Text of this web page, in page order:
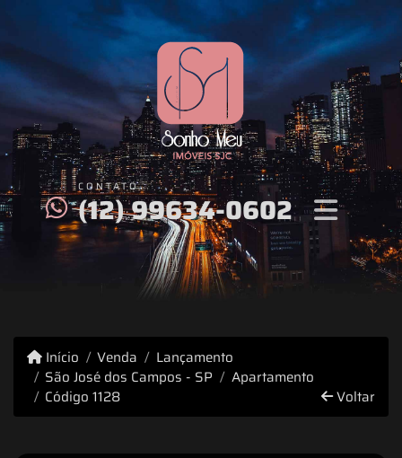
CONTATO
(12) 99634-0602
Início Venda
Lançamento
São José dos Campos - SP
Apartamento
Código 1128
Voltar